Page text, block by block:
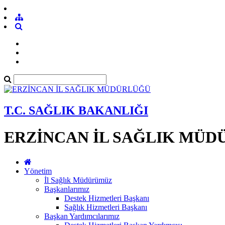
T.C. SAĞLIK BAKANLIĞI
ERZİNCAN İL SAĞLIK
Yönetim
İl Sağlık Müdürümüz
Başkanlarımız
Destek Hizmetleri Başkanı
Sağlık Hizmetleri Başkanı
Başkan Yardımcılarımız